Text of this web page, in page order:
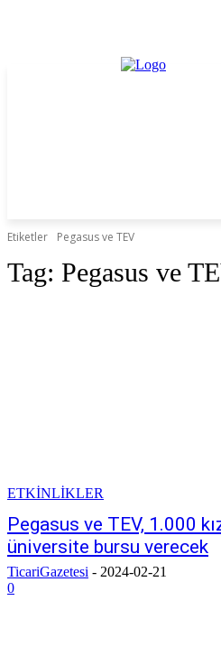
Etiketler Pegasus ve TEV
Tag: Pegasus ve
ETKİNLİKLER
Pegasus ve TEV, 1.000
üniversite bursu verecek
TicariGazetesi - 2024-02-21
0